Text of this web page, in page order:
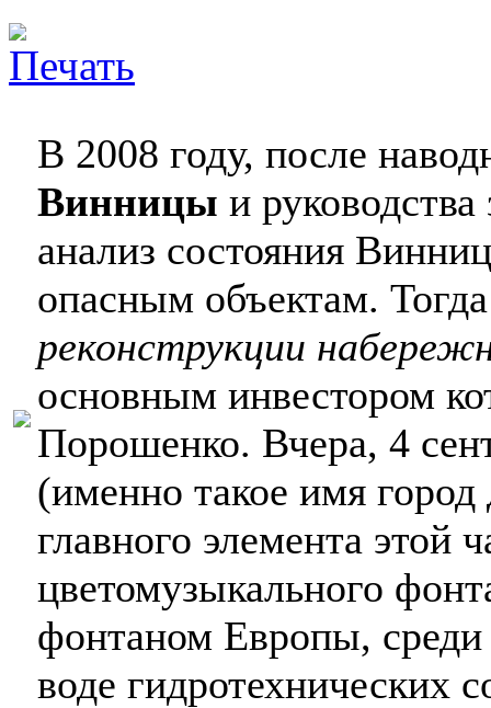
В 2008 году, после
Винницы и
анализ состояния
опасным объектам.
реконструкции
основным инвестором
Порошенко. Вчера, 4
(именно такое имя город
главного элемента этой
цветомузыкального
фонтаном Европы,
воде гидротехнических